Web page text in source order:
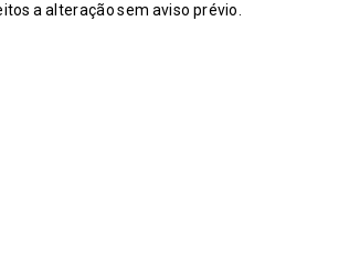
a alteração sem aviso prévio.